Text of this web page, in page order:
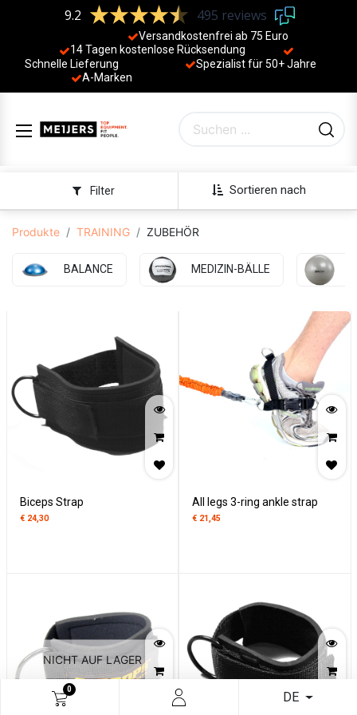
0
DE
9.2 495 reviews
Versandkostenfrei ab 75 Euro
14 Tagen kostenlose Rücksendung
Schnelle Lieferung
Spezialist für 50+ Jahre
A-Marken
Sortieren nach
Filter
Produkte TRAINING ZUBEHÖR
BALANCE MEDIZIN-BÄLLE
Biceps Strap
€ 24,30
All legs 3-ring ankle strap
€ 21,45
NICHT AUF LAGER